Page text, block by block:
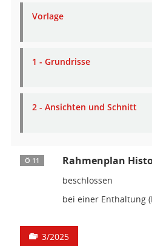
Vorlage
1 - Grundrisse
2 - Ansichten und Schnitt
Ö 11 Rahmenplan
beschlossen
bei einer Enthaltung
3/2025